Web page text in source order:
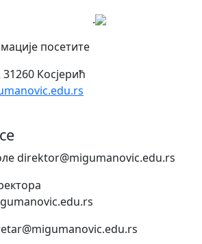
посетите
Косјерић
direktor@migumanovic.edu.rs